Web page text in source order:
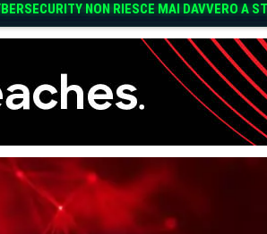
NON RIESCE MAI D